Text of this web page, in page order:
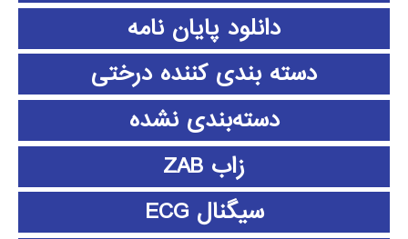
دانلود پايان نامه
دسته بندی کننده درختی
دسته‌بندی نشده
زاب ZAB
سیگنال ECG